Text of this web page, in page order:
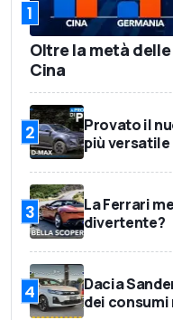
1
Oltre la metà
Cina
2
Provato il
più versatile
3
La Ferrari
divertente?
4
Dacia
dei consumi